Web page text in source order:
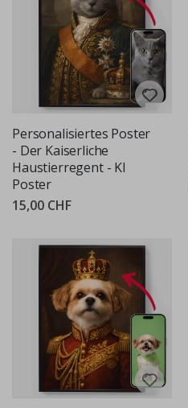
Personalisiertes Poster
- Der Kaiserliche
Haustierregent - KI
Poster
15,00 CHF